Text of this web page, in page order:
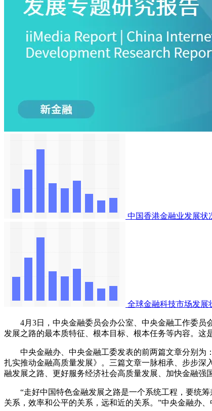
中国香港金融业发展状
全球金融科技市场发展
4月3日，中央金融委员会办公室、中央金融工作委员
发展之路的最本质特征、根本目标、根本任务等内容。这
中央金融办、中央金融工委发表的前两篇文章分别为：
扎实推动金融高质量发展》。三篇文章一脉相承、步步
融发展之路、更好服务经济社会高质量发展、加快金融强
“走好中国特色金融发展之路是一个系统工程，要统筹
关系，效率和公平的关系，远和近的关系。”中央金融办、